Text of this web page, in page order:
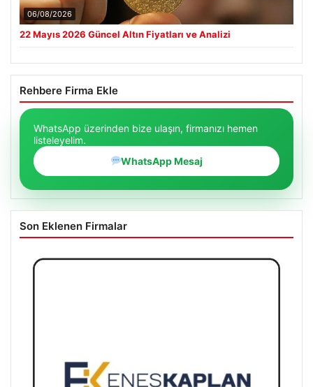
06/08/2026
22 Mayıs 2026 Güncel Altın Fiyatları ve Analizi
Rehbere Firma Ekle
WhatsApp üzerinden bize ulaşın, firmanızı hemen
listeleyelim.
WhatsApp Mesaj
Son Eklenen Firmalar